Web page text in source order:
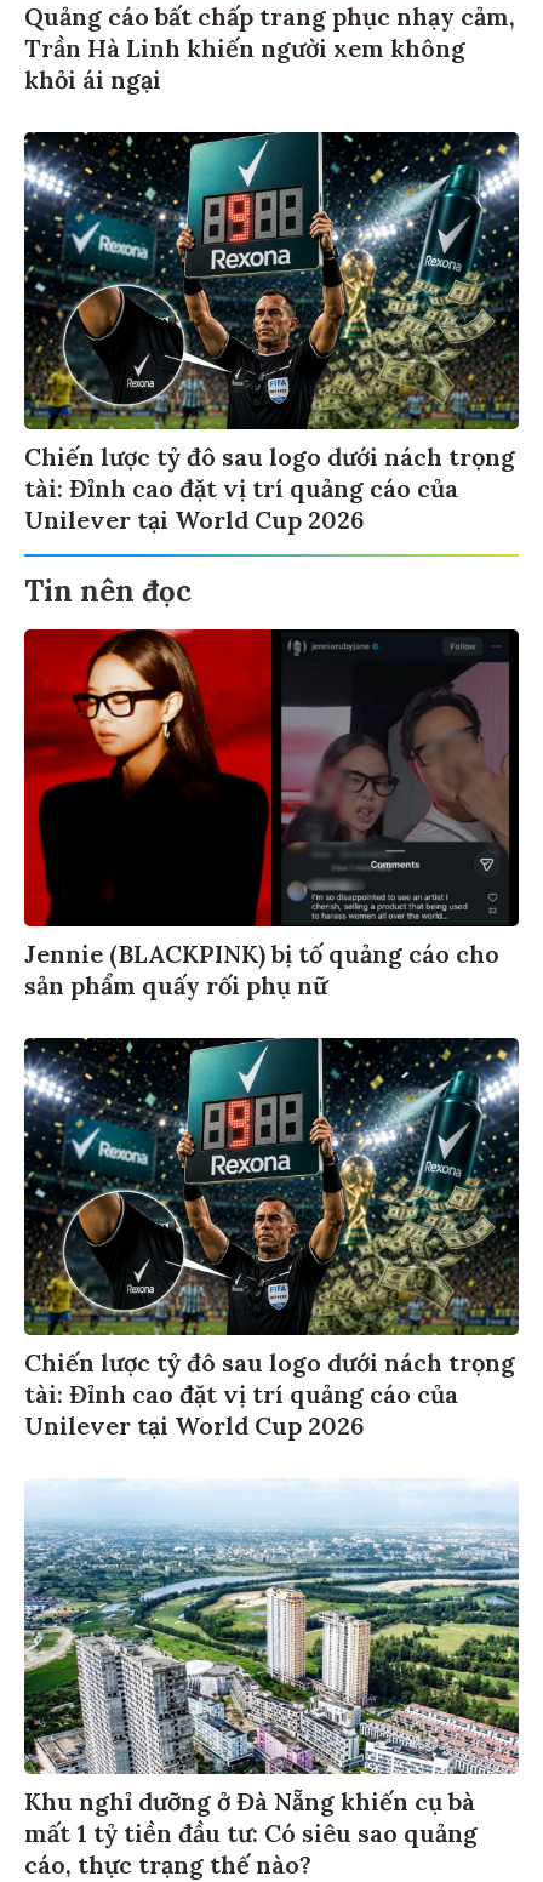
Quảng cáo bất chấp trang phục nhạy cảm,
Trần Hà Linh khiến người xem không
khỏi ái ngại
Chiến lược tỷ đô sau logo dưới nách trọng
tài: Đỉnh cao đặt vị trí quảng cáo của
Unilever tại World Cup 2026
Tin nên đọc
Jennie (BLACKPINK) bị tố quảng cáo cho
sản phẩm quấy rối phụ nữ
Chiến lược tỷ đô sau logo dưới nách trọng
tài: Đỉnh cao đặt vị trí quảng cáo của
Unilever tại World Cup 2026
Khu nghỉ dưỡng ở Đà Nẵng khiến cụ bà
mất 1 tỷ tiền đầu tư: Có siêu sao quảng
cáo, thực trạng thế nào?